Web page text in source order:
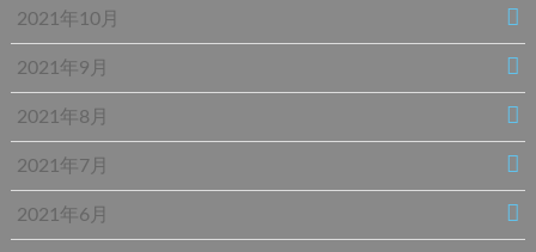
2021年10月
2021年9月
2021年8月
2021年7月
2021年6月